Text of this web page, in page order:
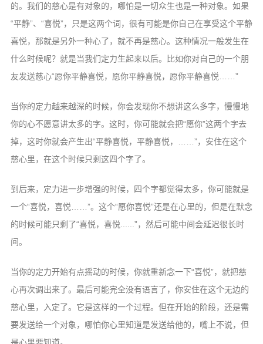
的。我们的慈心是有对象的，哪怕是一切众生也是一种对象。如果
“平静”、“喜悦”，只是这两个词，很有可能是你自己在享受这个平静
喜悦，那就是另外一种心了，就不再是慈心。这种情况一般发生在
什么时候呢？就是当我们定力生起来以后。比如你对自己的一个朋
友发送慈心“愿你平静喜悦，愿你平静喜悦，愿你平静喜悦……”
当你的定力越来越深的时候，你会发现你不想讲这么多字，慢慢地
你的心不愿意讲太多的字。这时，你可能就会把“愿你”这两个字去
掉，这时你就会产生出“平静喜悦，平静喜悦，……”，安住在这个
慈心里，在这个时候只剩这四个字了。
到后来，定力进一步增强的时候，四个字都觉得太多，你可能就是
一个“喜悦，喜悦……”。这个“愿你喜悦”还是在心里的，但是在默念
的时候可能只剩了“喜悦，喜悦......”，然后可能中间会延迟很长时
间。
当你的定力开始有点摇动的时候，你就重新念一下“喜悦”，就把慈
心再次调出来了。最后可能完全没有语言了，你安住在这个无边的
慈心里，入定了。它是这样的一个过程。但在开始的阶段，还是需
要发送给一个对象，哪怕你心里知道是发送给他的，嘴上不说，但
是心里要知道。